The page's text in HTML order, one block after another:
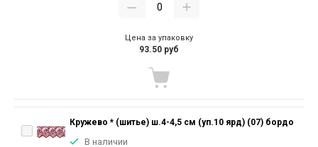
Цена за упаковку
93.50 руб
Кружево * (шитье) ш.4-4,5 см (уп.10 ярд) (07) бордо
В наличии